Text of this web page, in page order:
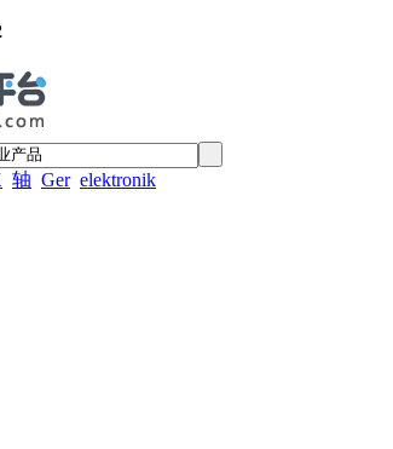
轴 Ger elektronik